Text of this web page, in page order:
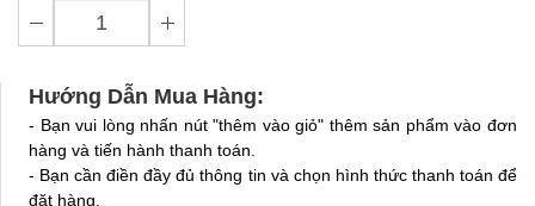
Hướng Dẫn Mua Hàng:
- Bạn vui lòng nhấn nút "thêm vào giỏ" thêm sản phẩm vào đơn
hàng và tiến hành thanh toán.
- Bạn cần điền đầy đủ thông tin và chọn hình thức thanh toán để
đặt hàng.